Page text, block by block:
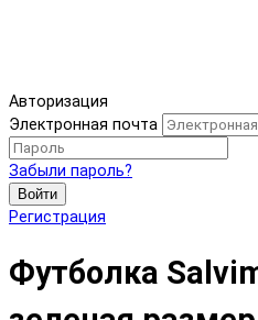
Авторизация
Электронная почта
Забыли пароль?
Войти
Регистрация
Футболка